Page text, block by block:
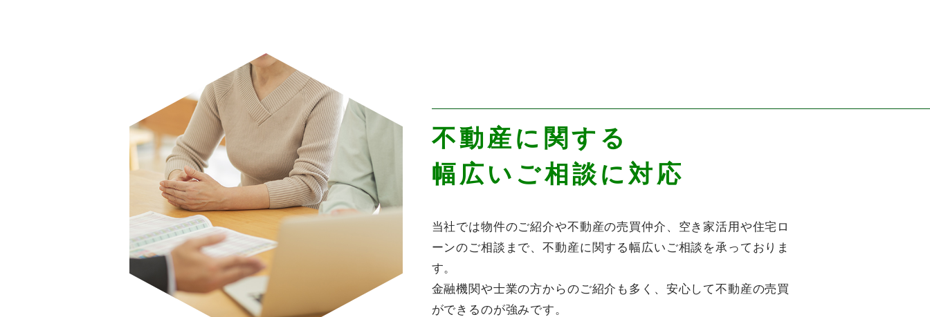
不動産に関する
幅広いご相談に対応
当社では物件のご紹介や不動産の売買仲介、空き家活用や住宅ロ
ーンのご相談まで、不動産に関する幅広いご相談を承っておりま
す。
金融機関や士業の方からのご紹介も多く、安心して不動産の売買
ができるのが強みです。